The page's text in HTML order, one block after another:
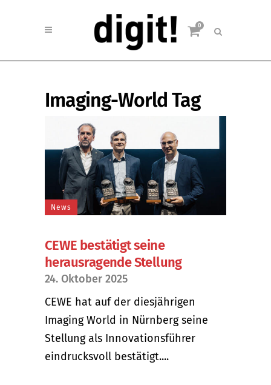
0
Imaging-World Tag
News
CEWE bestätigt seine
herausragende Stellung
24. Oktober 2025
CEWE hat auf der diesjährigen
Imaging World in Nürnberg seine
Stellung als Innovationsführer
eindrucksvoll bestätigt....